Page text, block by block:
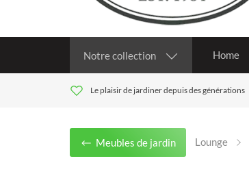
Notre collection Home
Le plaisir de jardiner depuis des générations
Meubles de jardin Lounge